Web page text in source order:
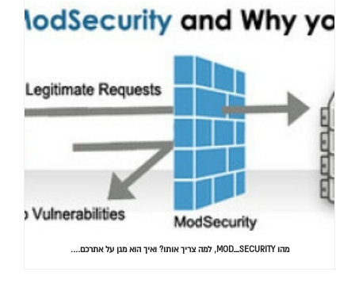
מהו MOD_SECURITY, למה צריך אותו? ואיך הוא מגן על אתרכם….